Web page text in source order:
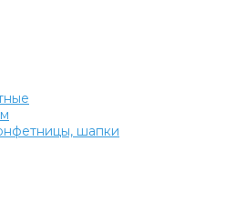
шапки